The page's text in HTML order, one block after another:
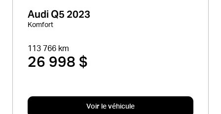
Audi Q5 2023
Komfort
113 766 km
26 998 $
Voir le véhicule